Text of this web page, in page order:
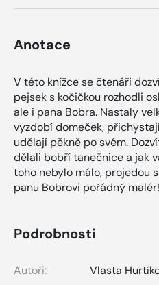
Anotace
V této knížce se čtenáři
pejsek s kočičkou rozhodli
ale i pana Bobra. Nastaly
vyzdobí domeček,
udělají pěkně po svém.
dělali bobří tanečnice a jak
toho nebylo málo, projedou
panu Bobrovi pořádný malér!
Podrobnosti
Autoři:
Vlasta